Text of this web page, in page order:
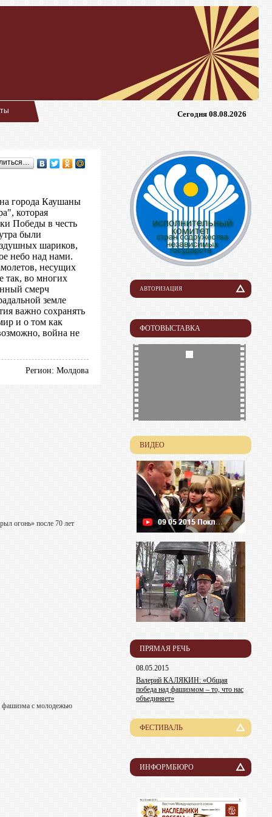
Сегодня 08.08.2026
города Каушаны
которая
Победы в честь
были
шариков,
небо над нами.
несущих
так, во многих
смерч
земле
важно сохранять
и о том как
война не
Регион: Молдова
огонь» после 70 лет
фашизма с молодежью
АВТОРИЗАЦИЯ
Логин
Пароль
ФОТОВЫСТАВКА
ВИДЕО
ПРЯМАЯ РЕЧЬ
08.05.2015
Валерий КАЛЯКИН: «Общая
победа над фашизмом – то, что нас
объединяет»
ФЕСТИВАЛЬ
История
Лауреаты
Организационный комитет
Информация для участников
ИНФОРМБЮРО
Новости
Пресса о нас